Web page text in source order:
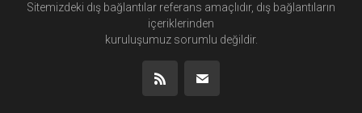
Sitemizdeki dış bağlantılar referans amaçlıdır, dış bağlantıların
içeriklerinden
kuruluşumuz sorumlu değildir.